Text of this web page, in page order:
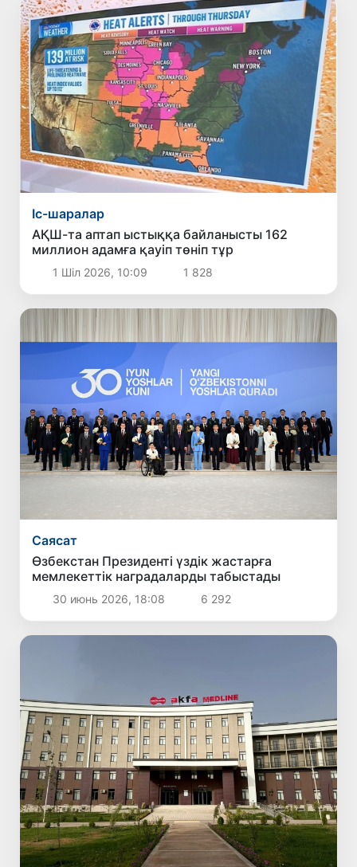
Іс-шаралар
АҚШ-та аптап ыстыққа байланысты 162
миллион адамға қауіп төніп тұр
1 Шіл 2026, 10:09 1 828
Саясат
Өзбекстан Президенті үздік жастарға
мемлекеттік наградаларды табыстады
30 июнь 2026, 18:08 6 292